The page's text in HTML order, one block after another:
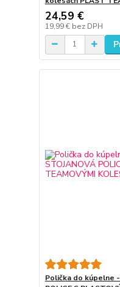
24,59 €
19,99 € bez DPH
Polička do kúpelne